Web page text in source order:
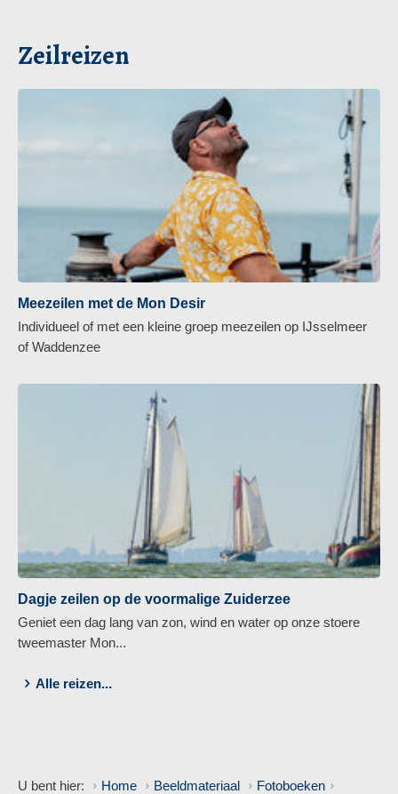
Zeilreizen
Alle reizen...
Meezeilen met de Mon Desir
Individueel of met een kleine groep meezeilen op IJsselmeer
of Waddenzee
Dagje zeilen op de voormalige Zuiderzee
Geniet een dag lang van zon, wind en water op onze stoere
tweemaster Mon...
U bent hier: Home Beeldmateriaal
Fotoboeken